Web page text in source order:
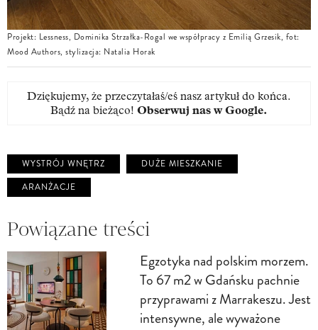
Projekt: Lessness, Dominika Strzałka-Rogal we współpracy z Emilią Grzesik, fot:
Mood Authors, stylizacja: Natalia Horak
Dziękujemy, że przeczytałaś/eś nasz artykuł do końca.
Bądź na bieżąco! Obserwuj nas w Google.
WYSTRÓJ WNĘTRZ
DUŻE MIESZKANIE
ARANŻACJE
Powiązane treści
Egzotyka nad polskim morzem.
To 67 m2 w Gdańsku pachnie
przyprawami z Marrakeszu. Jest
intensywne, ale wyważone